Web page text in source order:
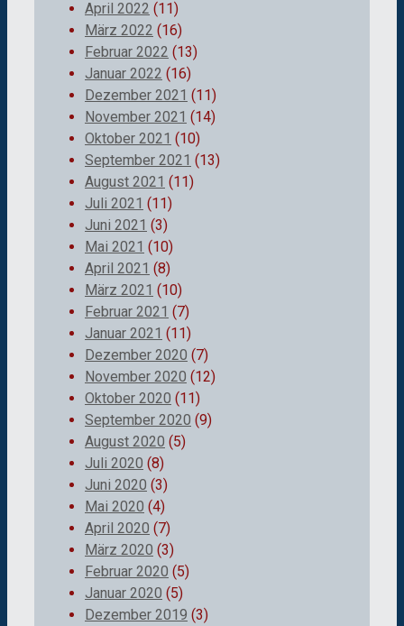
April 2022 (11)
März 2022 (16)
Februar 2022 (13)
Januar 2022 (16)
Dezember 2021 (11)
November 2021 (14)
Oktober 2021 (10)
September 2021 (13)
August 2021 (11)
Juli 2021 (11)
Juni 2021 (3)
Mai 2021 (10)
April 2021 (8)
März 2021 (10)
Februar 2021 (7)
Januar 2021 (11)
Dezember 2020 (7)
November 2020 (12)
Oktober 2020 (11)
September 2020 (9)
August 2020 (5)
Juli 2020 (8)
Juni 2020 (3)
Mai 2020 (4)
April 2020 (7)
März 2020 (3)
Februar 2020 (5)
Januar 2020 (5)
Dezember 2019 (3)